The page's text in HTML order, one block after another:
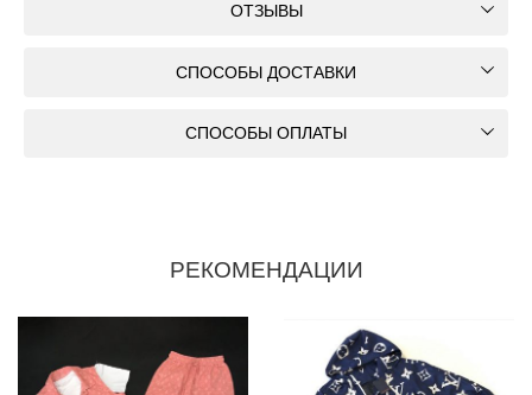
ОТЗЫВЫ
СПОСОБЫ ДОСТАВКИ
СПОСОБЫ ОПЛАТЫ
РЕКОМЕНДАЦИИ